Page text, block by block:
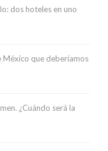
dos hoteles en uno
México que deberíamos
¿Cuándo será la